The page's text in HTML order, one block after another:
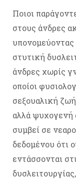
Ποιοι
στους άνδρες
στυτική
άνδρες χωρίς
οποίοι
σεξουαλική
αλλά ψυχογενή
συμβεί σε
δεδομένου ότι
εντάσσονται